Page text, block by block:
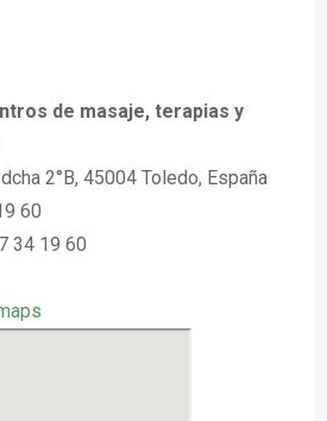
de masaje, terapias y
2°B, 45004 Toledo, España
60
34 19 60